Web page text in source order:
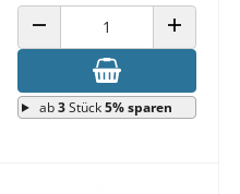
ANZAHL VERRINGERN ANZAHL
ab3Stück5% sparen